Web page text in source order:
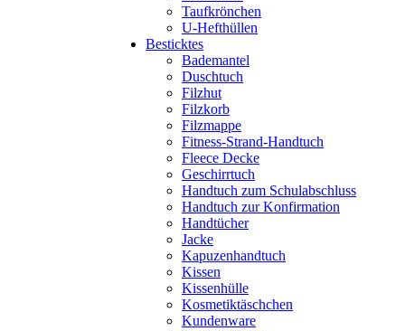
Taufkrönchen
U-Hefthüllen
Besticktes
Bademantel
Duschtuch
Filzhut
Filzkorb
Filzmappe
Fitness-Strand-Handtuch
Fleece Decke
Geschirrtuch
Handtuch zum Schulabschluss
Handtuch zur Konfirmation
Handtücher
Jacke
Kapuzenhandtuch
Kissen
Kissenhülle
Kosmetiktäschchen
Kundenware